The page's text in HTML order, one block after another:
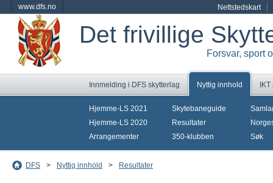
www.dfs.no Nettstedskart
Det frivillige
Forsvar, sport
Innmelding i DFS skytterlag Nyttig innhold
Hjemme-LS 2021
Hjemme-LS 2020
Arrangementer
Skytebaneguide
Resultater
350-klubben
Søk
DFS > Nyttig innhold > Resultater